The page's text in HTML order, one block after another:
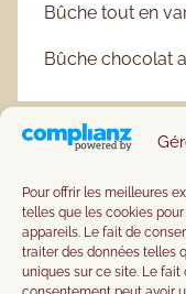
Pour offrir les meilleures
telles que les cookies
appareils. Le fait de
traiter des données telles
uniques sur ce site. Le
Bûche tout en
Bûche chocolat